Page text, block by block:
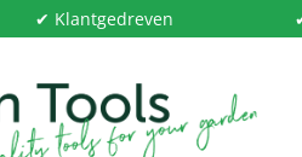
✔ Klantgedreven